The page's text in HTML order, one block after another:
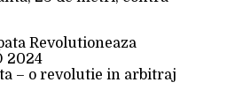
– o revolutie in arbitraj